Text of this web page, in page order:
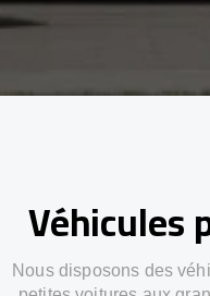
Véhicules
Nous disposons des